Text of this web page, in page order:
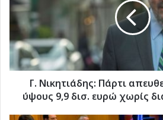
απευθείας
αναθέσεων
ύψους
9,9
δισ.
ευρώ
χωρίς
διαγωνισμό
Γ. Νικητιάδης: Πάρτι
ύψους 9,9 δισ. ευρώ χωρίς